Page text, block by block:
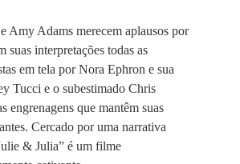
Amy Adams merecem aplausos por
suas interpretações todas as
em tela por Nora Ephron e sua
Tucci e o subestimado Chris
engrenagens que mantêm suas
Cercado por uma narrativa
& Julia” é um filme